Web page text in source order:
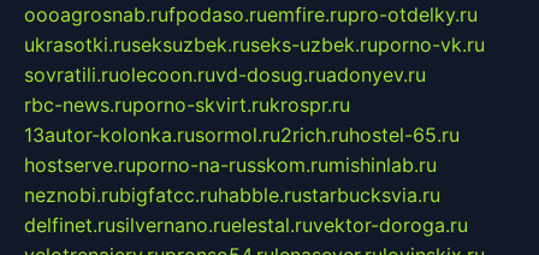
oooagrosnab.rufpodaso.ruemfire.rupro-otdelky.ru
ukrasotki.ruseksuzbek.ruseks-uzbek.ruporno-vk.ru
sovratili.ruolecoon.ruvd-dosug.ruadonyev.ru
rbc-news.ruporno-skvirt.rukrospr.ru
13autor-kolonka.rusormol.ru2rich.ruhostel-65.ru
hostserve.ruporno-na-russkom.rumishinlab.ru
neznobi.rubigfatcc.ruhabble.rustarbucksvia.ru
delfinet.rusilvernano.ruelestal.ruvektor-doroga.ru